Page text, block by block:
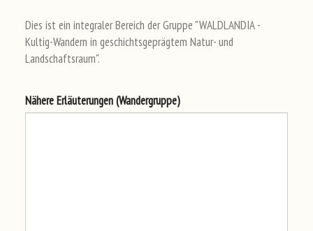
Dies ist ein integraler Bereich der Gruppe "WALDLANDIA -
Kultig-Wandern in geschichtsgeprägtem Natur- und
Landschaftsraum".
NähereErläuterungen (Wandergruppe)